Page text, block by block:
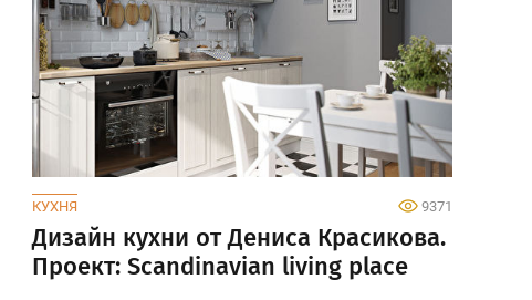
КУХНЯ 9371
Дизайн кухни от Дениса Красикова.
Проект: Scandinavian living place